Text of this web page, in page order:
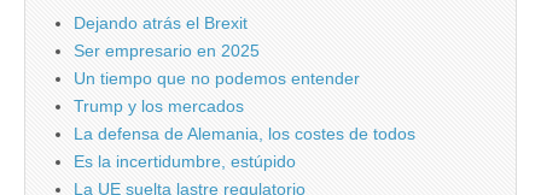
Dejando atrás el Brexit
Ser empresario en 2025
Un tiempo que no podemos entender
Trump y los mercados
La defensa de Alemania, los costes de todos
Es la incertidumbre, estúpido
La UE suelta lastre regulatorio